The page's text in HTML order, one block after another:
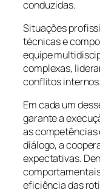
conduzidas.
Situações
técnicas e
equipe
complexas,
conflitos internos.
Em cada um
garante a
as
diálogo, a
expectativas.
eficiência das